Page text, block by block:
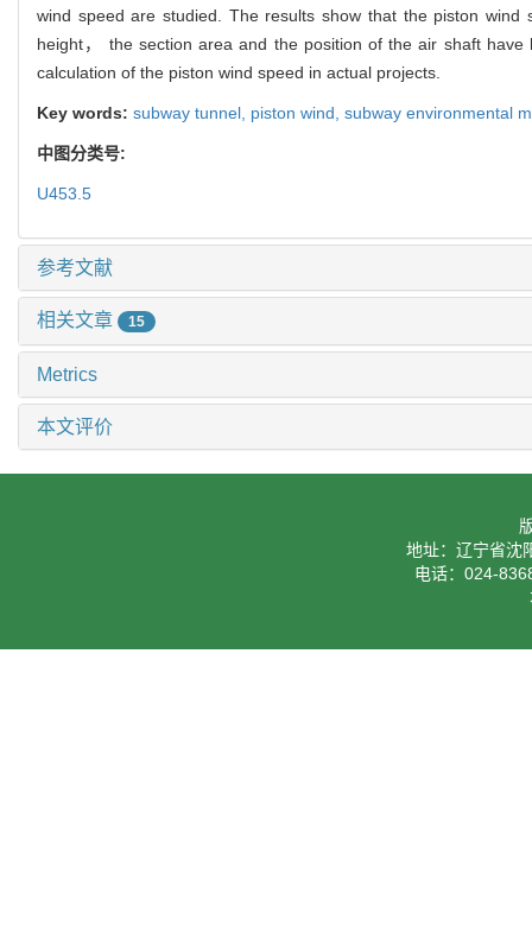
wind speed are studied. The results show that the piston
height， the section area and the position of the air shaft
calculation of the piston wind speed in actual projects.
Key words: subway tunnel, piston wind, subway environmental
中图分类号:
U453.5
参考文献
相关文章 15
Metrics
本文评价
地址：辽宁省沈
电话：024-